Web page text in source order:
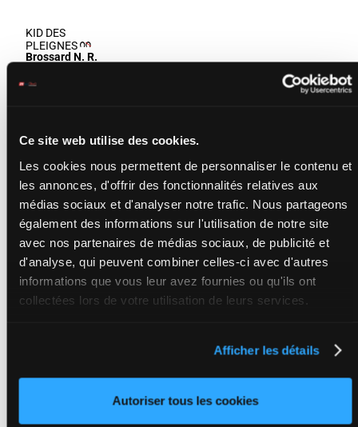
Ce site web utilise des cookies.
Les cookies nous permettent de personnaliser le contenu et
les annonces, d'offrir des fonctionnalités relatives aux
médias sociaux et d'analyser notre trafic. Nous partageons
également des informations sur l'utilisation de notre site
avec nos partenaires de médias sociaux, de publicité et
d'analyse, qui peuvent combiner celles-ci avec d'autres
informations que vous leur avez fournies ou qu'ils ont
collectées lors de votre utilisation de leurs services.
Afficher les détails
Autoriser tous les cookies
KID DES
PLEIGNES
Brossard N. R.
N.R.
H/6 - 2750m
3a 5a 4a 3a
5a 0a 5a (23)
10
KAISER DU
CHATELET
Gazengel C.-
Gazengel C.
H/6 - 2750m
1'15"3-
24 260 FCF
Da Da 7a 7a
H/62750m
1'15"3
24 260 FCF
Da 6a 4a
2a Da Da
7a 7a 7a
Da 1a
Grasset M.-
26 910 FCF
0a 0a 0a
0a 5a 5a